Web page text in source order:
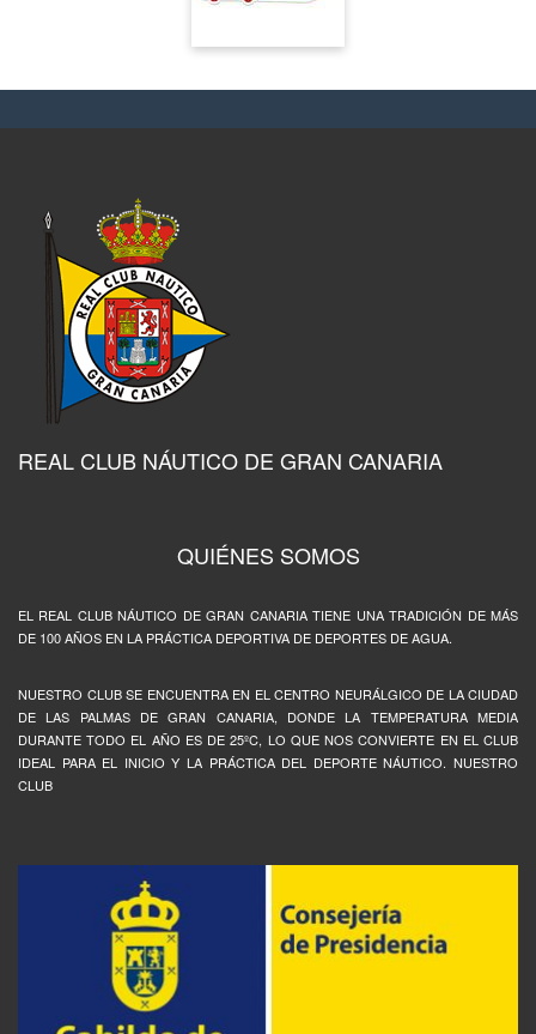
REAL CLUB NÁUTICO DE GRAN CANARIA
QUIÉNES SOMOS
EL REAL CLUB NÁUTICO DE GRAN CANARIA TIENE UNA TRADICIÓN DE MÁS
DE 100 AÑOS EN LA PRÁCTICA DEPORTIVA DE DEPORTES DE AGUA.
NUESTRO CLUB SE ENCUENTRA EN EL CENTRO NEURÁLGICO DE LA CIUDAD
DE LAS PALMAS DE GRAN CANARIA, DONDE LA TEMPERATURA MEDIA
DURANTE TODO EL AÑO ES DE 25ºC, LO QUE NOS CONVIERTE EN EL CLUB
IDEAL PARA EL INICIO Y LA PRÁCTICA DEL DEPORTE NÁUTICO. NUESTRO
CLUB